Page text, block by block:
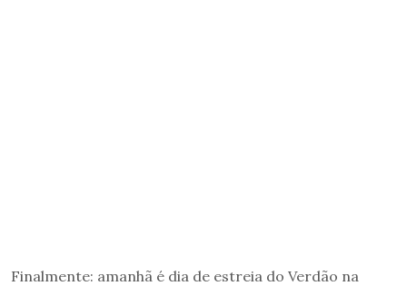
Finalmente: amanhã é dia de estreia do Verdão na